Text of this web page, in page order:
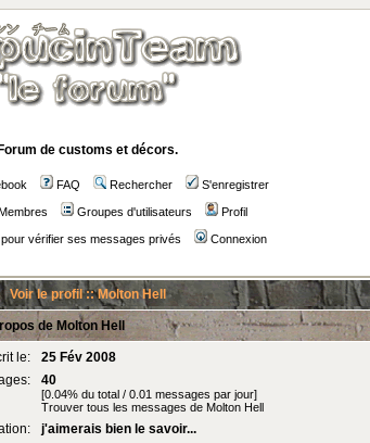
Forum de customs et décors.
FAQ Rechercher S'enregistrer
Groupes d'utilisateurs Profil
vérifier ses messages privés
Connexion
Voir le profil :: Molton Hell
de Molton Hell
le:
25 Fév 2008
40
[0.04% du total / 0.01 messages par jour]
Trouver tous les messages de Molton Hell
j'aimerais bien le savoir...